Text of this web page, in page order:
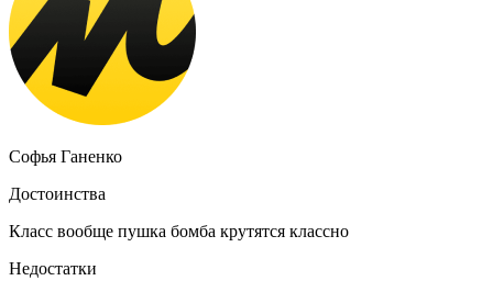
Софья Ганенко
Достоинства
Класс вообще пушка бомба крутятся классно
Недостатки